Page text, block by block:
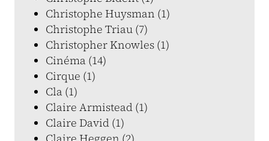
Christophe Huysman (1)
Christophe Triau (7)
Christopher Knowles (1)
Cinéma (14)
Cirque (1)
Cla (1)
Claire Armistead (1)
Claire David (1)